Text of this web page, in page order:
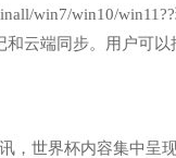
win7/win10/
云端同步。用户可
，世界杯内容集中呈